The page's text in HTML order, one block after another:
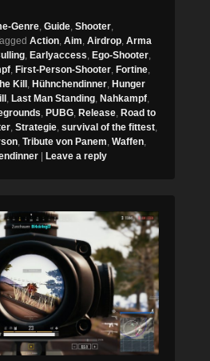
Genre, Guide, Shooter,
Action, Aim, Airdrop, Arma
, Earlyaccess, Ego-Shooter,
, First-Person-Shooter, Fortine,
Kill , Hühnchendinner, Hunger
, Last Man Standing, Nahkampf,
, PUBG, Release, Road to
, Strategie, survival of the fittest,
, Tribute von Panem, Waffen,
Leave a reply